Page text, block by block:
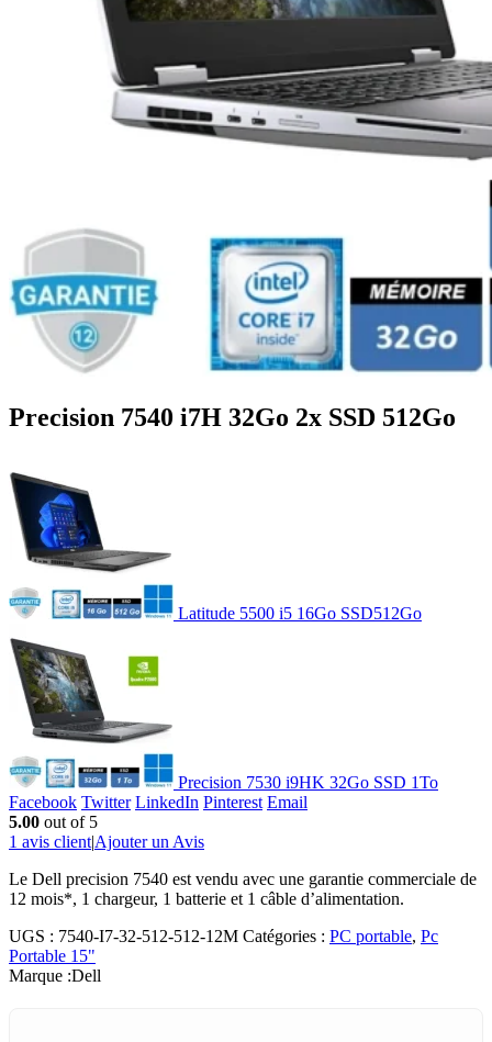
Precision 7540 i7H 32Go 2x SSD 512Go
Latitude 5500 i5 16Go SSD512Go
Precision 7530 i9HK 32Go SSD 1To
Facebook Twitter LinkedIn Pinterest Email
5.00 out of 5
1 avis client|Ajouter un Avis
Le Dell precision 7540 est vendu avec une garantie commerciale de
12 mois*, 1 chargeur, 1 batterie et 1 câble d’alimentation.
UGS : 7540-I7-32-512-512-12M Catégories : PC portable, Pc
Portable 15"
Marque :Dell